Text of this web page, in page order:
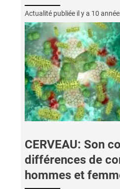
Actualité publiée il y a 10
CERVEAU: Son
différences de
hommes et